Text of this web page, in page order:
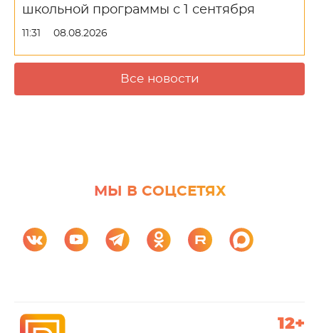
школьной программы с 1 сентября
11:31 08.08.2026
Все новости
МЫ В СОЦСЕТЯХ
12+